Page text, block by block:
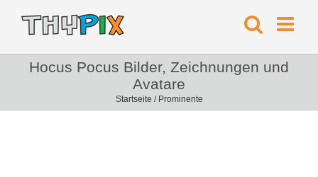
Hocus Pocus Bilder, Zeichnungen und
Avatare
Startseite / Prominente